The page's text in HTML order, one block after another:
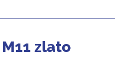
zlato